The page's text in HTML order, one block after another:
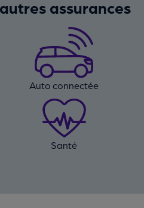
assurances
Auto connectée
Santé